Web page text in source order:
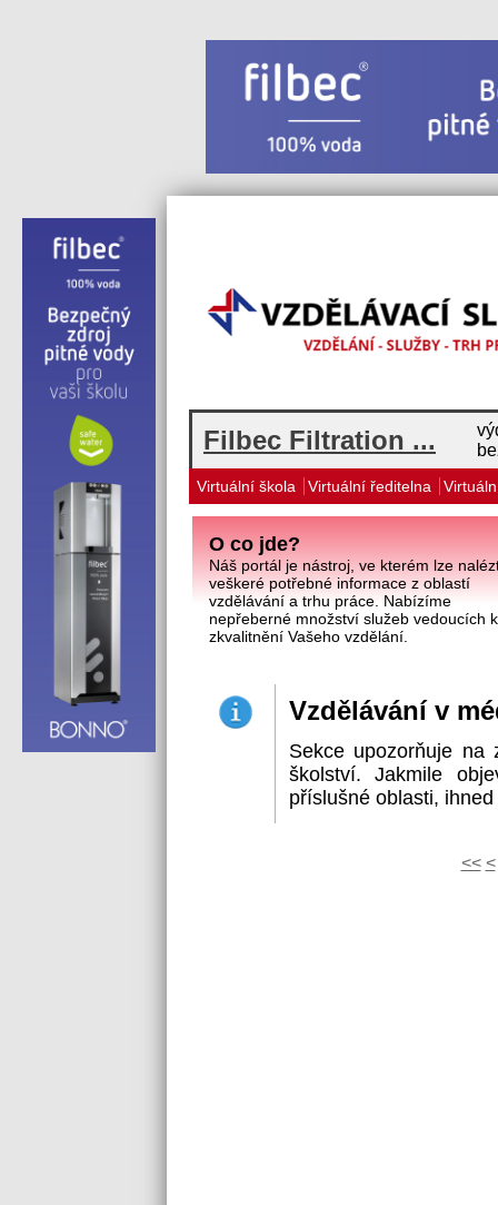
Filbec Filtration ...
Virtuální škola Virtuální ředitelna
O co jde?
Náš portál je nástroj, ve kterém lze
veškeré potřebné informace z oblastí
vzdělávání a trhu práce. Nabízíme
nepřeberné množství služeb vedoucích
zkvalitnění Vašeho vzdělání.
Vzdělávání v
Sekce upozorňuje na
školství. Jakmile
příslušné oblasti,
<< <